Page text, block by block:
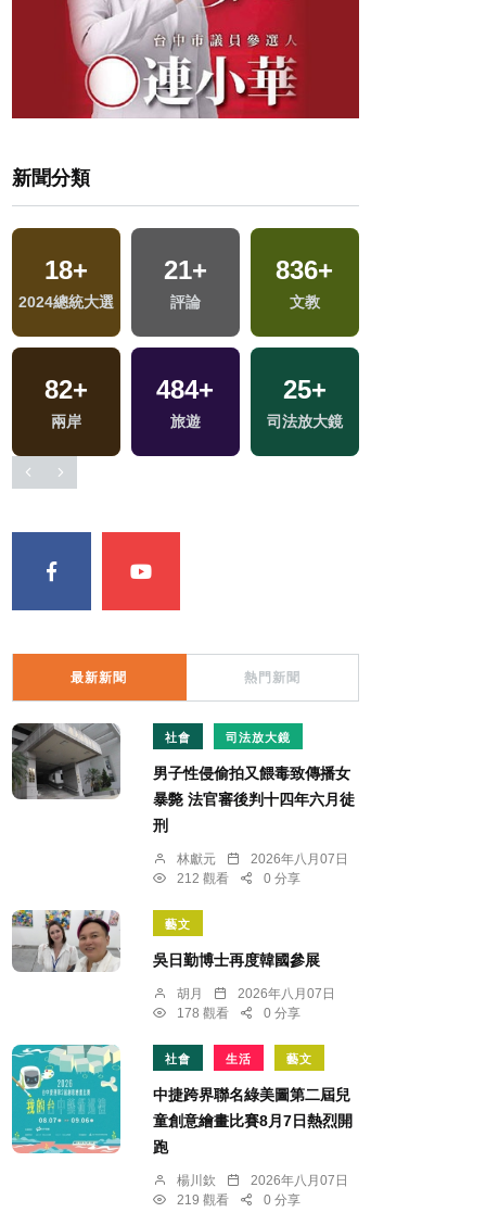
新聞分類
619+
財經及消費
2027+
生活
1+
兩岸藝苑天地
40+
2024立委選戰
11+
綜藝
1622+
社會
最新新聞 熱門新聞
社會 司法放大鏡
男子性侵偷拍又餵毒致傳播女
暴斃 法官審後判十四年六月徒
刑
林獻元
2026年八月07日
212 觀看
0 分享
藝文
吳日勤博士再度韓國參展
胡月
2026年八月07日
178 觀看
0 分享
社會 生活 藝文
中捷跨界聯名綠美圖第二屆兒
童創意繪畫比賽8月7日熱烈開
跑
楊川欽
2026年八月07日
219 觀看
0 分享